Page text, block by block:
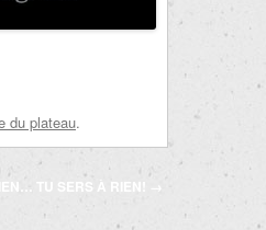
du plateau.
TU SERS À RIEN! →